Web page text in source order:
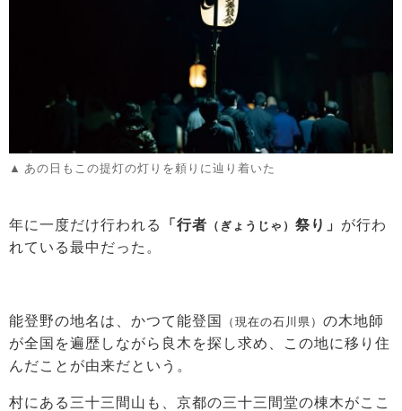
あの日もこの提灯の灯りを頼りに辿り着いた
年に一度だけ行われる 「行者 （ぎょうじゃ） 祭り」 が行わ
れている最中だった。
能登野の地名は、かつて能登国 （現在の石川県） の木地師
が全国を遍歴しながら良木を探し求め、この地に移り住
んだことが由来だという。
村にある三十三間山も、京都の三十三間堂の棟木がここ